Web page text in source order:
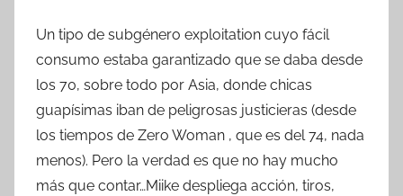
Un tipo de subgénero exploitation cuyo fácil
consumo estaba garantizado que se daba desde
los 70, sobre todo por Asia, donde chicas
guapísimas iban de peligrosas justicieras (desde
los tiempos de Zero Woman , que es del 74, nada
menos). Pero la verdad es que no hay mucho
más que contar…Miike despliega acción, tiros,